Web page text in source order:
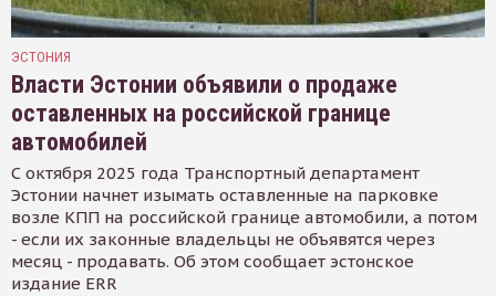
ЭСТОНИЯ
Власти Эстонии объявили о продаже
оставленных на российской границе
автомобилей
С октября 2025 года Транспортный департамент
Эстонии начнет изымать оставленные на парковке
возле КПП на российской границе автомобили, а потом
- если их законные владельцы не объявятся через
месяц - продавать. Об этом сообщает эстонское
издание ERR